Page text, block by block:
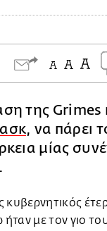
της Grimes
, να πάρει
μίας
με τον γιο